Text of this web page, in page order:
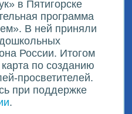
в Пятигорске
программа
В ней приняли
России. Итогом
по созданию
просветителей.
при поддержке
.